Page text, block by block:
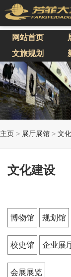
网站首页
文旅规划
主页 > 展厅展馆 > 文
文化建设
博物馆 规划馆
校史馆 企业展
会展展览